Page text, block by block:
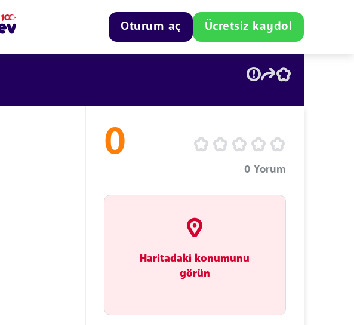
Oturum aç Ücretsiz kaydol
0
0 Yorum
Haritadaki konumunu
görün